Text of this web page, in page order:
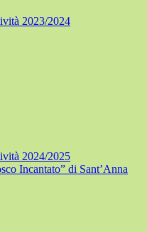
2023/2024
2024/2025
Incantato” di Sant’Anna